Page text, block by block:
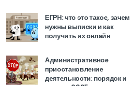
ЕГРН: что это такое, зачем
нужны выписки и как
получить их онлайн
Административное
приостановление
деятельности: порядок и